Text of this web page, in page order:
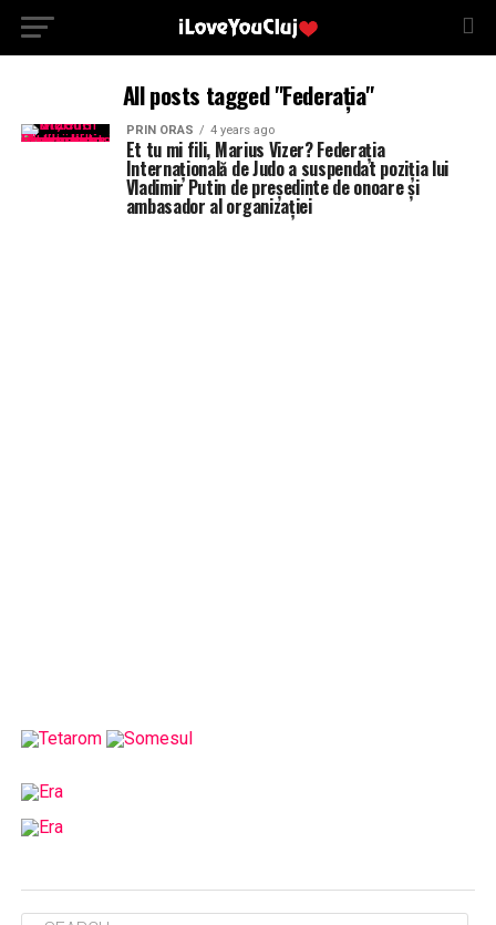
All posts tagged "Federația"
PRIN ORAS 4 years ago
Et tu mi fili, Marius Vizer? Federația
Internațională de Judo a suspendat poziția lui
Vladimir Putin de președinte de onoare și
ambasador al organizației